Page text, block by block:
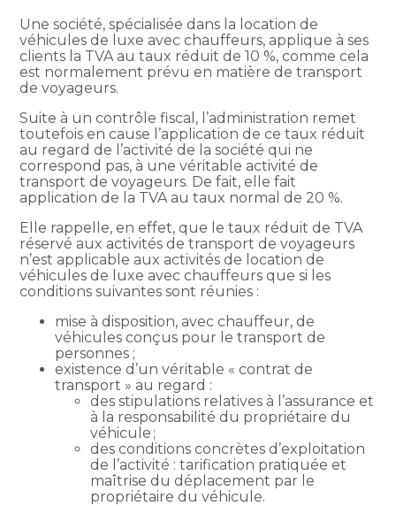
Une société, spécialisée dans la location de
véhicules de luxe avec chauffeurs, applique à ses
clients la TVA au taux réduit de 10 %, comme cela
est normalement prévu en matière de transport
de voyageurs.
Suite à un contrôle fiscal, l’administration remet
toutefois en cause l’application de ce taux réduit
au regard de l’activité de la société qui ne
correspond pas, à une véritable activité de
transport de voyageurs. De fait, elle fait
application de la TVA au taux normal de 20 %.
Elle rappelle, en effet, que le taux réduit de TVA
réservé aux activités de transport de voyageurs
n’est applicable aux activités de location de
véhicules de luxe avec chauffeurs que si les
conditions suivantes sont réunies :
mise à disposition, avec chauffeur, de
véhicules conçus pour le transport de
personnes ;
existence d’un véritable « contrat de
transport » au regard :
des stipulations relatives à l’assurance et
à la responsabilité du propriétaire du
véhicule ;
des conditions concrètes d’exploitation
de l’activité : tarification pratiquée et
maîtrise du déplacement par le
propriétaire du véhicule.